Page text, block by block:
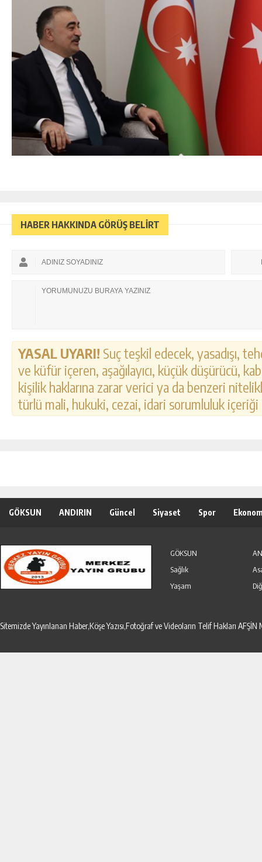
HABER HAKKINDA GÖRÜŞ BELİRT
YASAL UYARI! Suç teşkil edecek, yasadışı,
ve küfür içeren, aşağılayıcı, küçük düşürücü,
kişilik haklarına zarar verici ya da benzeri
türlü mali, hukuki, cezai, idari sorumluluk
GÖKSUN ANDIRIN Güncel Siyaset Spor
GÖKSUN
Sağlık
Yaşam
Sitemizde Yayınlanan Haber,Köşe Yazısı,Fotoğraf ve Videoların Telif Hakları